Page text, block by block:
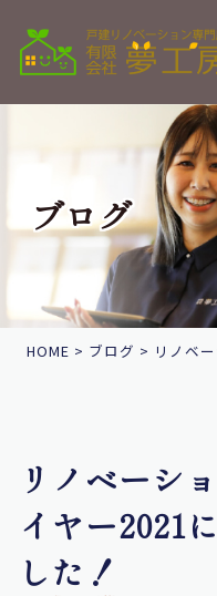
ブログ
HOME > ブログ > リノベ
リノベーシ
イヤー2021
した！